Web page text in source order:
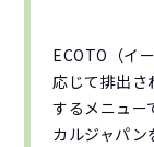
ECOTO（イ
応じて排出さ
するメニュー
カルジャパン